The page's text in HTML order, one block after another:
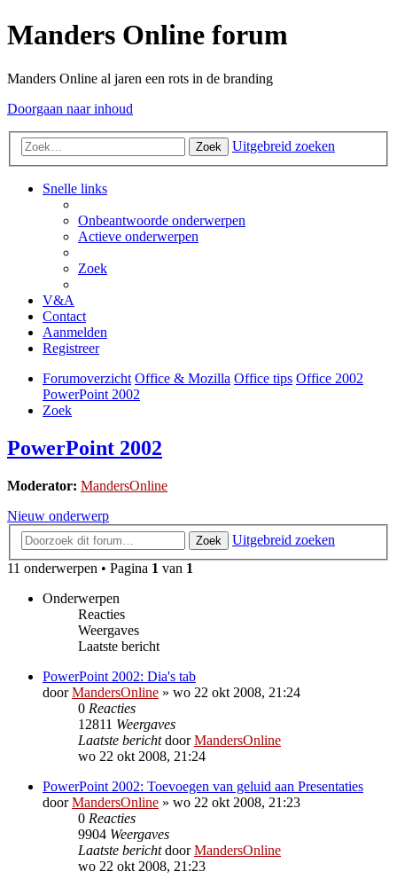
Manders Online forum
Manders Online al jaren een rots in de branding
Doorgaan naar inhoud
Zoek Uitgebreid zoeken
Snelle links
Onbeantwoorde onderwerpen
Actieve onderwerpen
Zoek
V&A
Contact
Aanmelden
Registreer
Forumoverzicht Office & Mozilla Office tips Office 2002
PowerPoint 2002
Zoek
PowerPoint 2002
Moderator: MandersOnline
Nieuw onderwerp
Zoek
Uitgebreid zoeken
11 onderwerpen • Pagina 1 van 1
Onderwerpen
Reacties
Weergaves
Laatste bericht
PowerPoint 2002: Dia's tab
doorMandersOnline » wo 22 okt 2008, 21:24
0 Reacties
12811 Weergaves
Laatste berichtdoorMandersOnline
wo 22 okt 2008, 21:24
PowerPoint 2002: Toevoegen van geluid aan Presentaties
doorMandersOnline » wo 22 okt 2008, 21:23
0 Reacties
9904 Weergaves
Laatste berichtdoorMandersOnline
wo 22 okt 2008, 21:23